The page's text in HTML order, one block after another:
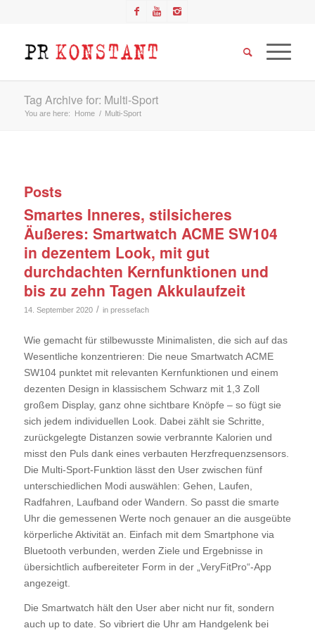
Tag Archive for: Multi-Sport
You are here: Home / Multi-Sport
Posts
Smartes Inneres, stilsicheres
Äußeres: Smartwatch ACME SW104
in dezentem Look, mit gut
durchdachten Kernfunktionen und
bis zu zehn Tagen Akkulaufzeit
14. September 2020 / in pressefach
Wie gemacht für stilbewusste Minimalisten, die sich auf das
Wesentliche konzentrieren: Die neue Smartwatch ACME
SW104 punktet mit relevanten Kernfunktionen und einem
dezenten Design in klassischem Schwarz mit 1,3 Zoll
großem Display, ganz ohne sichtbare Knöpfe – so fügt sie
sich jedem individuellen Look. Dabei zählt sie Schritte,
zurückgelegte Distanzen sowie verbrannte Kalorien und
misst den Puls dank eines verbauten Herzfrequenzsensors.
Die Multi-Sport-Funktion lässt den User zwischen fünf
unterschiedlichen Modi auswählen: Gehen, Laufen,
Radfahren, Laufband oder Wandern. So passt die smarte
Uhr die gemessenen Werte noch genauer an die ausgeübte
körperliche Aktivität an. Einfach mit dem Smartphone via
Bluetooth verbunden, werden Ziele und Ergebnisse in
übersichtlich aufbereiteter Form in der „VeryFitPro“-App
angezeigt.
Die Smartwatch hält den User aber nicht nur fit, sondern
auch up to date. So vibriert die Uhr am Handgelenk bei